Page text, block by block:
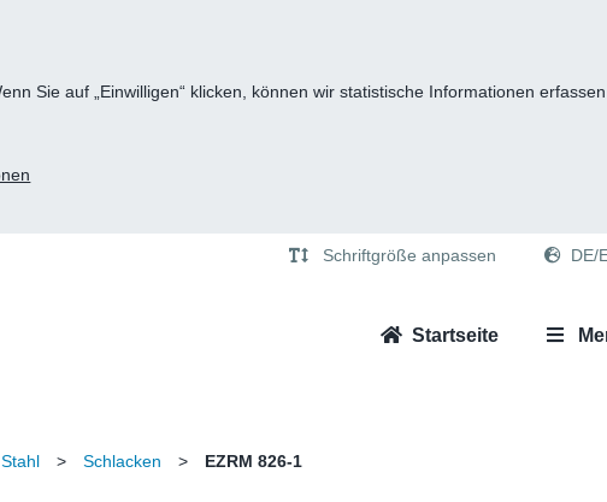
Sie auf „Einwilligen“ klicken, können wir statistische Informationen
Schriftgröße anpassen DE/
Startseite
> Schlacken > EZRM 826-1